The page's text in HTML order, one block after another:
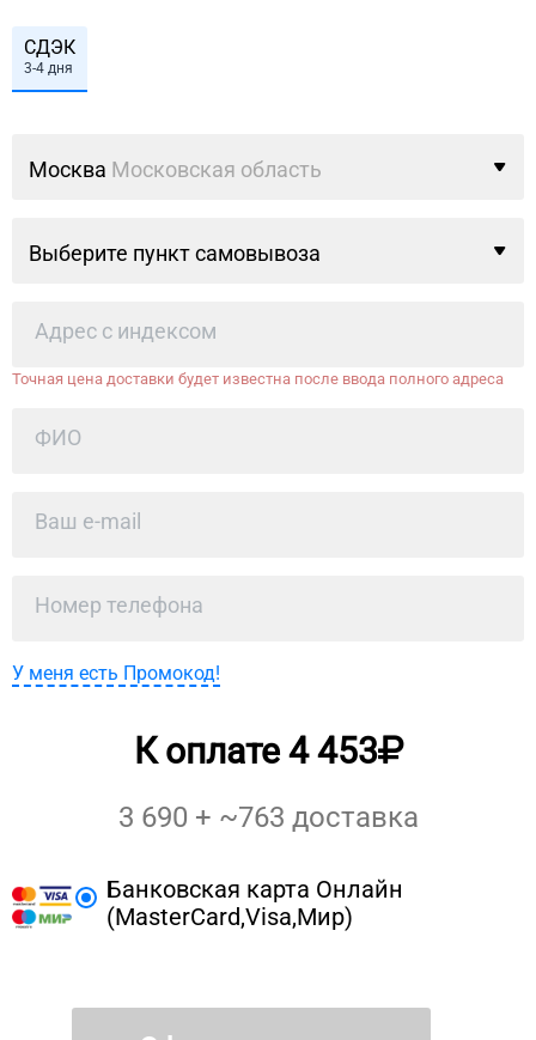
СДЭК
3-4 дня
Москва Московская область
Выберите пункт самовывоза
Точная цена доставки будет известна после ввода полного адреса
У меня есть Промокод!
К оплате 4 453
3 690 + ~763 доставка
Банковская карта Онлайн
(MasterCard,Visa,Мир)